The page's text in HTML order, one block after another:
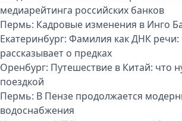
медиарейтинга российских банков
Пермь: Кадровые изменения в Инго
Екатеринбург: Фамилия как ДНК речи:
рассказывает о предках
Оренбург: Путешествие в Китай: что
поездкой
Пермь: В Пензе продолжается
водоснабжения